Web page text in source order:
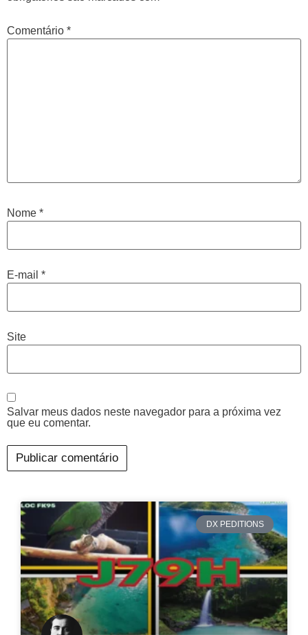
Comentário *
Nome *
E-mail *
Site
Salvar meus dados neste navegador para a próxima vez
que eu comentar.
DX PEDITIONS